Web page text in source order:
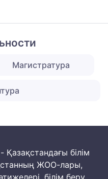
Магистратура
білім
ЖОО-лары,
білім беру